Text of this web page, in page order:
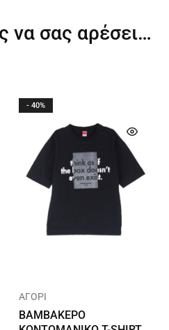
να σας αρέσει…
- 40%
ΑΓΟΡΙ
ΒΑΜΒΑΚΕΡΟ